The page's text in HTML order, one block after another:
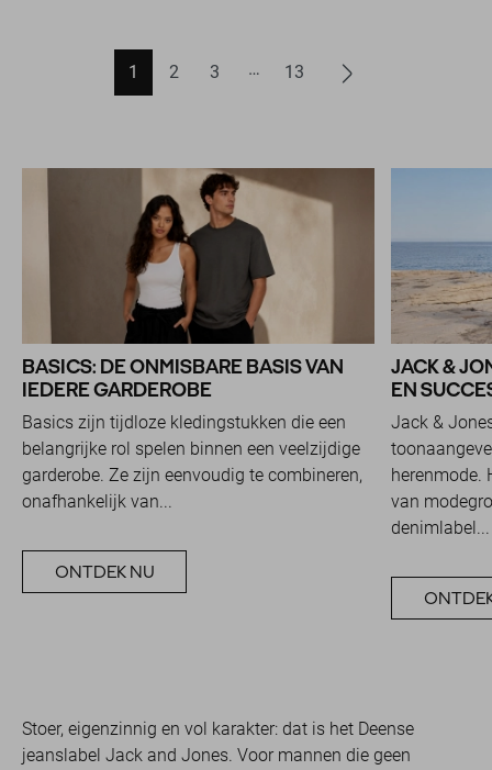
1 2 3 13
BASICS: DE ONMISBARE BASIS VAN
IEDERE GARDEROBE
Basics zijn tijdloze kledingstukken die een
belangrijke rol spelen binnen een veelzijdige
garderobe. Ze zijn eenvoudig te combineren,
onafhankelijk van...
ONTDEK NU
JACK &
EN
Jack &
herenmode.
van
denimlabel...
Stoer, eigenzinnig en vol karakter: dat is het Deense
jeanslabel Jack and Jones. Voor mannen die geen